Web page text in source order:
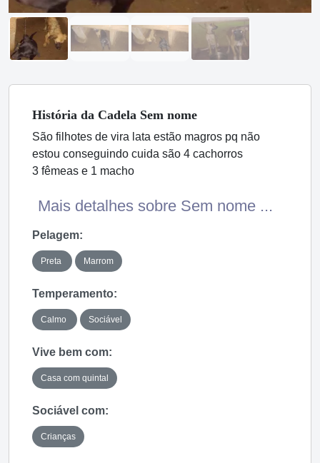
História da Cadela Sem nome
São filhotes de vira lata estão magros pq não
estou conseguindo cuida são 4 cachorros
3 fêmeas e 1 macho
Mais detalhes sobre Sem nome ...
Pelagem:
Preta Marrom
Temperamento:
Calmo Sociável
Vive bem com:
Casa com quintal
Sociável com:
Crianças